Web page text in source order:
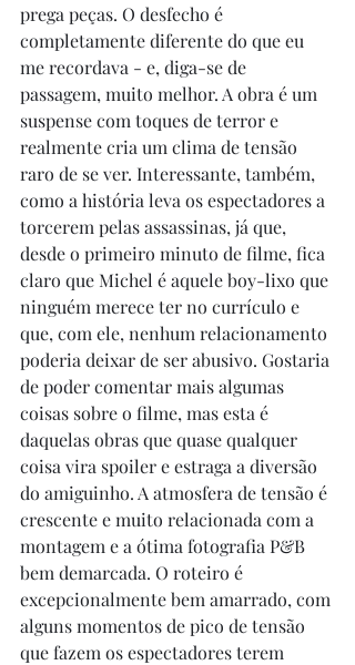
prega peças. O desfecho é
completamente diferente do que eu
me recordava - e, diga-se de
passagem, muito melhor. A obra é um
suspense com toques de terror e
realmente cria um clima de tensão
raro de se ver. Interessante, também,
como a história leva os espectadores a
torcerem pelas assassinas, já que,
desde o primeiro minuto de filme, fica
claro que Michel é aquele boy-lixo que
ninguém merece ter no currículo e
que, com ele, nenhum relacionamento
poderia deixar de ser abusivo. Gostaria
de poder comentar mais algumas
coisas sobre o filme, mas esta é
daquelas obras que quase qualquer
coisa vira spoiler e estraga a diversão
do amiguinho. A atmosfera de tensão é
crescente e muito relacionada com a
montagem e a ótima fotografia P&B
bem demarcada. O roteiro é
excepcionalmente bem amarrado, com
alguns momentos de pico de tensão
que fazem os espectadores terem